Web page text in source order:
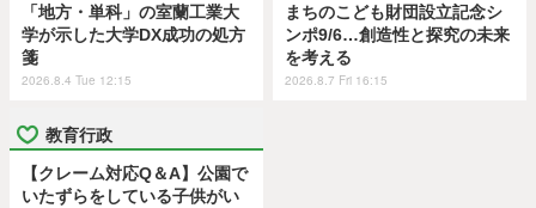
「地方・単科」の室蘭工業大
学が示した大学DX成功の処方
箋
2026.8.4 Tue 12:15
まちのこども財団設立記念シ
ンポ9/6…創造性と探究の未来
を考える
2026.8.7 Fri 16:15
教育行政
【クレーム対応Q＆A】公園で
いたずらをしている子供がい